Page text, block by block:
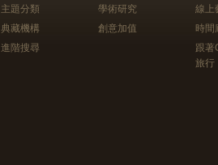
主題分類
典藏機構
進階搜尋
學術研究
創意加值
線上
時間
跟
旅行